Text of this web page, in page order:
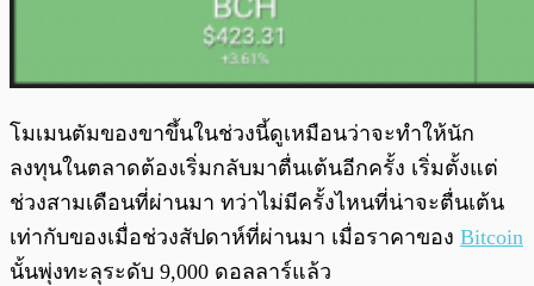
โมเมนตัมของขาขึ้นในช่วงนี้ดูเหมือนว่าจะทำให้นัก
ลงทุนในตลาดต้องเริ่มกลับมาตื่นเต้นอีกครั้ง เริ่มตั้งแต่
ช่วงสามเดือนที่ผ่านมา ทว่าไม่มีครั้งไหนที่น่าจะตื่นเต้น
เท่ากับของเมื่อช่วงสัปดาห์ที่ผ่านมา เมื่อราคาของ Bitcoin
นั้นพุ่งทะลุระดับ 9,000 ดอลลาร์แล้ว